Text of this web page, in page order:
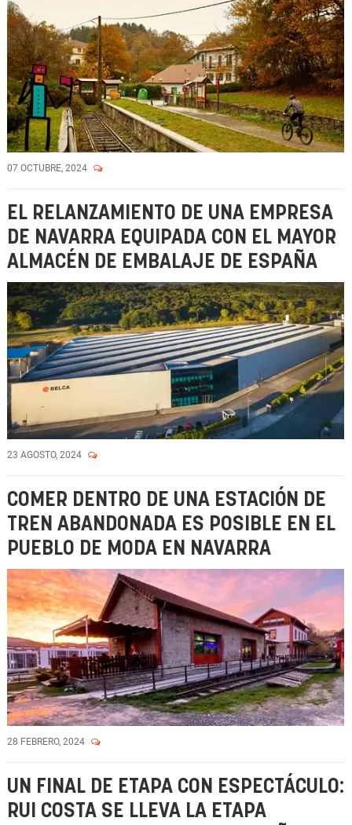
07 OCTUBRE, 2024
EL RELANZAMIENTO DE UNA EMPRESA
DE NAVARRA EQUIPADA CON EL MAYOR
ALMACÉN DE EMBALAJE DE ESPAÑA
23 AGOSTO, 2024
COMER DENTRO DE UNA ESTACIÓN DE
TREN ABANDONADA ES POSIBLE EN EL
PUEBLO DE MODA EN NAVARRA
28 FEBRERO, 2024
UN FINAL DE ETAPA CON ESPECTÁCULO:
RUI COSTA SE LLEVA LA ETAPA